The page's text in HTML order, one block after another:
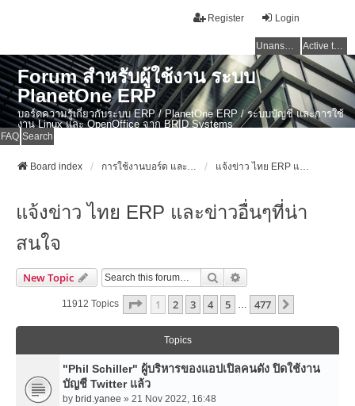
Login
Register
Unanswered topics Active topics
Forum สำหรับผู้ใช้งาน ระบบ
PlanetOne ERP
บอร์ดความรู้เกี่ยวกับระบบ ERP / PlanetOne ERP / ระบบบัญชี และการใช้
งาน Linux และ OpenOffice จาก BRID Systems
FAQ Search
Board index การใช้งานบอร์ด และข่าวสาร ERP ไทย / PlanetOne ERP / งานบัญชี / Linux แจ้งข่าว ไทย ERP และข่าวอื่นๆที่น่าสนใจ
แจ้งข่าว ไทย ERP และข่าวอื่นๆที่น่า
สนใจ
New Topic Search
11912 Topics Page 1Of477
1 2 3 4 5 … 477
Topics
"Phil Schiller" ผู้บริหารของแอปเปิลคนดัง ปิดใช้งาน
บัญชี Twitter แล้ว
by brid.yanee » 21 Nov 2022, 16:48